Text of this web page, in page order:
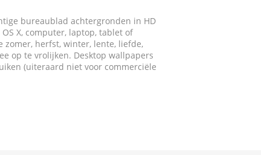
bureaublad achtergronden in HD
X, computer, laptop, tablet of
zomer, herfst, winter, lente, liefde,
op te vrolijken. Desktop wallpapers
(uiteraard niet voor commerciële